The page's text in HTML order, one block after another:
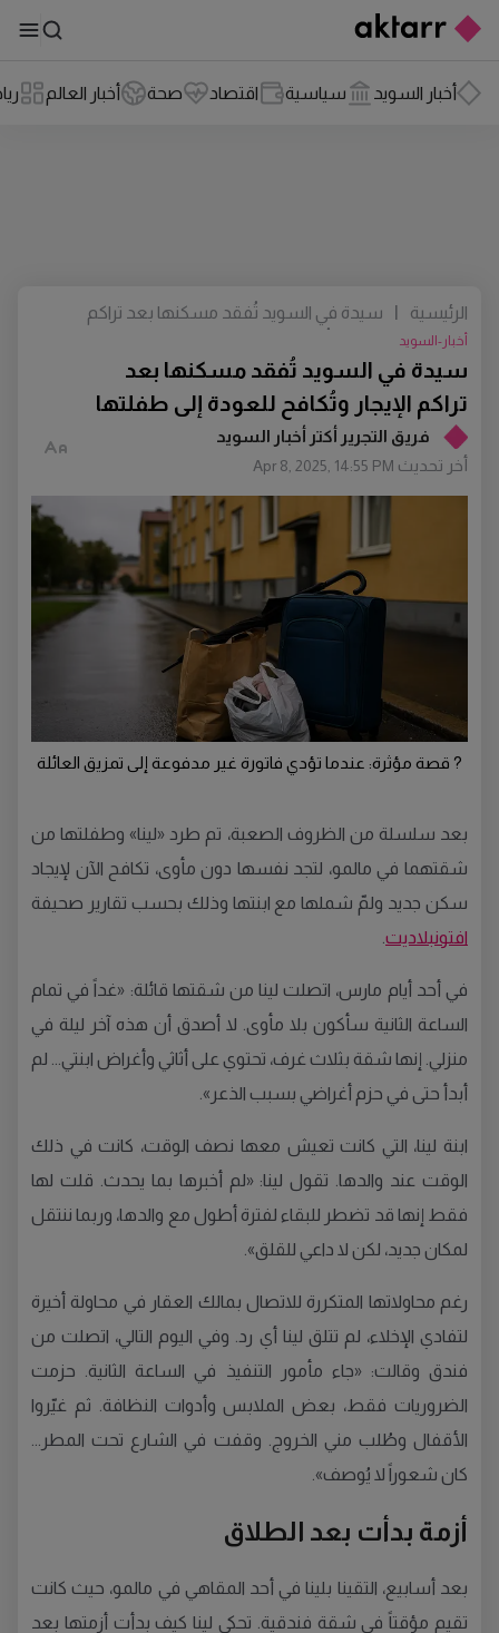
أخبار السويد سياسية اقتصاد صحة أخبار العالم
فريق التجرير أكتر أخبار السويد
أخر تحديث Apr 8, 2025, 14:55 PM
سيدة في السويد تُفقد مسكنها بعد
تراكم الإيجار وتُكافح للعودة إلى طفلتها
أخبار-السويد
الرئيسية |
سيدة في السويد تُفقد مسكنها بعد تراكم
? قصة مؤثرة: عندما تؤدي فاتورة غير مدفوعة إلى تمزيق العائلة
بعد سلسلة من الظروف الصعبة، تم طرد «لينا» وطفلتها من
شقتهما في مالمو، لتجد نفسها دون مأوى، تكافح الآن لإيجاد
سكن جديد ولمّ شملها مع ابنتها وذلك بحسب تقارير صحيفة
افتونبلاديت
في أحد أيام مارس، اتصلت لينا من شقتها قائلة: «غداً في تمام
الساعة الثانية سأكون بلا مأوى. لا أصدق أن هذه آخر ليلة في
منزلي. إنها شقة بثلاث غرف، تحتوي على أثاثي وأغراض ابنتي... لم
أبدأ حتى في حزم أغراضي بسبب الذعر».
ابنة لينا، التي كانت تعيش معها نصف الوقت، كانت في ذلك
الوقت عند والدها. تقول لينا: «لم أخبرها بما يحدث. قلت لها
فقط إنها قد تضطر للبقاء لفترة أطول مع والدها، وربما ننتقل
لمكان جديد، لكن لا داعي للقلق».
رغم محاولاتها المتكررة للاتصال بمالك العقار في محاولة أخيرة
لتفادي الإخلاء، لم تتلق لينا أي رد. وفي اليوم التالي، اتصلت من
فندق وقالت: «جاء مأمور التنفيذ في الساعة الثانية. حزمت
الضروريات فقط، بعض الملابس وأدوات النظافة. ثم غيّروا
الأقفال وطُلب مني الخروج. وقفت في الشارع تحت المطر...
كان شعوراً لا يُوصف».
أزمة بدأت بعد الطلاق
بعد أسابيع، التقينا بلينا في أحد المقاهي في مالمو، حيث كانت
تقيم مؤقتاً في شقة فندقية. تحكي لينا كيف بدأت أزمتها بعد